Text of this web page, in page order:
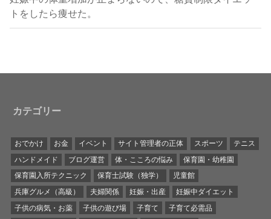
トをしたら痩せた。
カテゴリー
おでかけ お金 イベント サイト管理者の正体 スポーツ
テニス
ハンドメイド
ブログ運営 体・こころの悩み
保育園・幼稚園
保育園入所テクニック
保育士試験（独学）
児童館
兵庫グルメ（高級）
夫婦関係 妊娠・出産
妊娠中ダイエット
子供の病気・お薬
子供の遊び場 子育て
子育て必需品